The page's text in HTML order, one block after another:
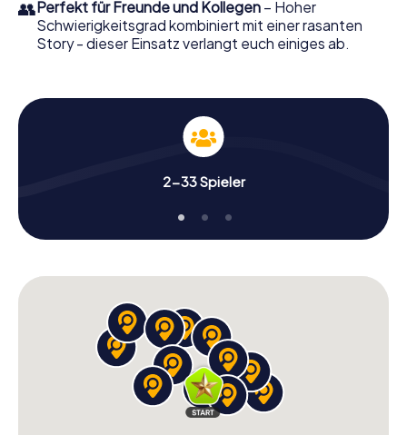
👥Perfekt für Freunde und Kollegen – Hoher
Schwierigkeitsgrad kombiniert mit einer rasanten
Story - dieser Einsatz verlangt euch einiges ab.
2-33 Spieler